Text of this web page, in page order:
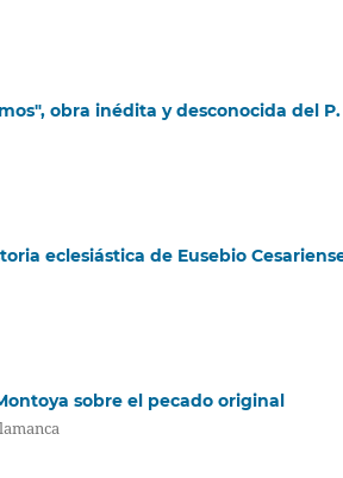
obra inédita y desconocida del P.
eclesiástica de Eusebio
sobre el pecado original